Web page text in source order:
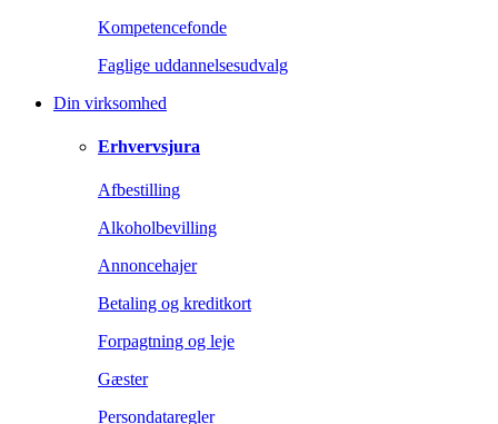
Kompetencefonde
Faglige uddannelsesudvalg
Din virksomhed
Erhvervsjura
Afbestilling
Alkoholbevilling
Annoncehajer
Betaling og kreditkort
Forpagtning og leje
Gæster
Persondataregler